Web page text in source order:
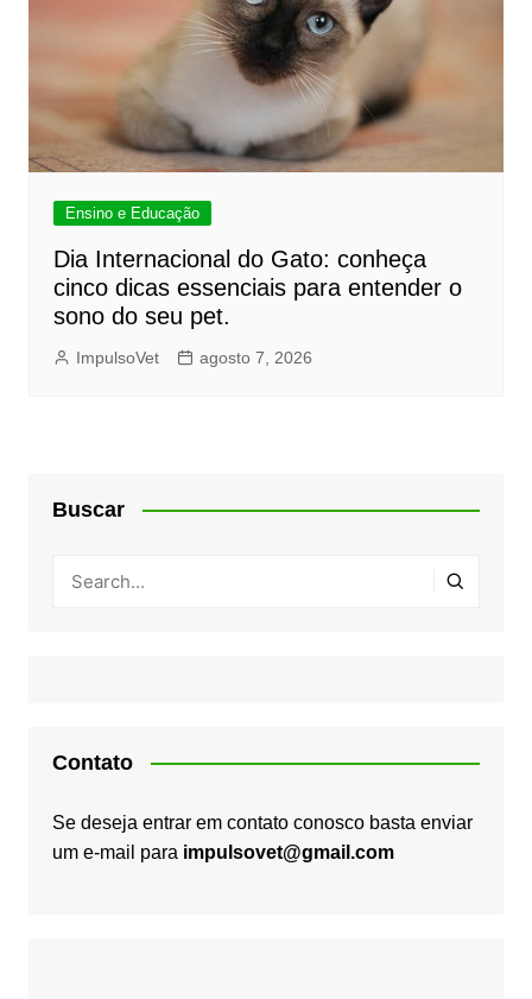
Ensino e Educação
Dia Internacional do Gato: conheça
cinco dicas essenciais para entender o
sono do seu pet.
ImpulsoVet agosto 7, 2026
Buscar
Contato
Se deseja entrar em contato conosco basta enviar
um e-mail para impulsovet@gmail.com